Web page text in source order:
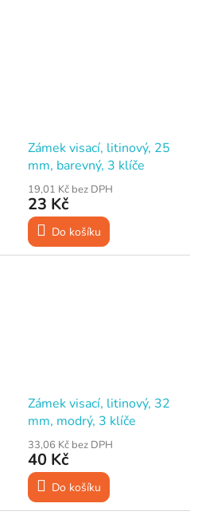
Zámek visací, litinový, 25
mm, barevný, 3 klíče
19,01 Kč bez DPH
23 Kč
Do košíku
Zámek visací, litinový, 32
mm, modrý, 3 klíče
33,06 Kč bez DPH
40 Kč
Do košíku